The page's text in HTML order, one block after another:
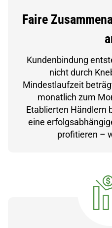
Faire
Kundenbindung
nicht durch
Mindestlaufzeit
monatlich zum
Etablierten Händlern
eine
profitieren –